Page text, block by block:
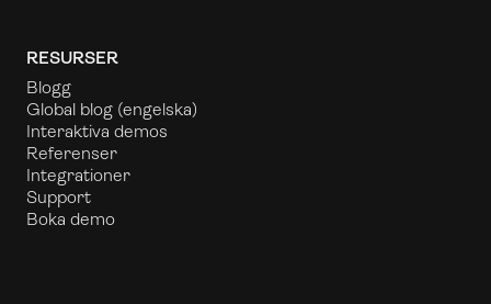
RESURSER
Blogg
Global blog (engelska)
Interaktiva demos
Referenser
Integrationer
Support
Boka demo